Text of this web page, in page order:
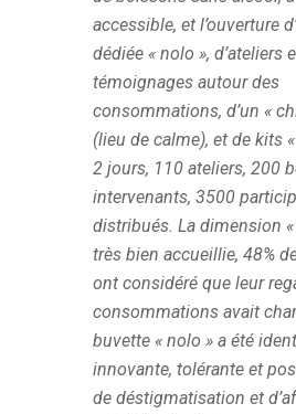
accessible, et l’ouverture
dédiée « nolo », d’ateliers
témoignages autour des
consommations, d’un «
(lieu de calme), et de kits «
2 jours, 110 ateliers, 200
intervenants, 3500
distribués. La dimension
très bien accueillie, 48%
ont considéré que leur
consommations avait
buvette « nolo » a été
innovante, tolérante et
de déstigmatisation et